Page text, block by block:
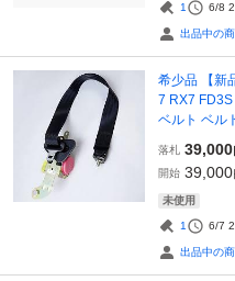
1 6/8
出品中の
希少品 【新
7 RX7
ベルト ベル
落札 39,000
開始 39,000
未使用
1 6/7
出品中の